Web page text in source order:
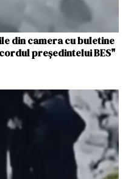
din camera cu buletine
preşedintelui BES"